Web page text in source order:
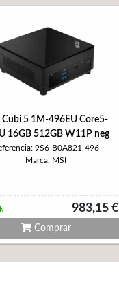
Cubi 5 1M-496EU Core5-
16GB 512GB W11P neg
9S6-B0A821-496
Marca: MSI
983,15 €
Comprar